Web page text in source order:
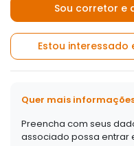
Sou corretor e
Estou
Quer mais
Preencha com seus
associado possa entrar